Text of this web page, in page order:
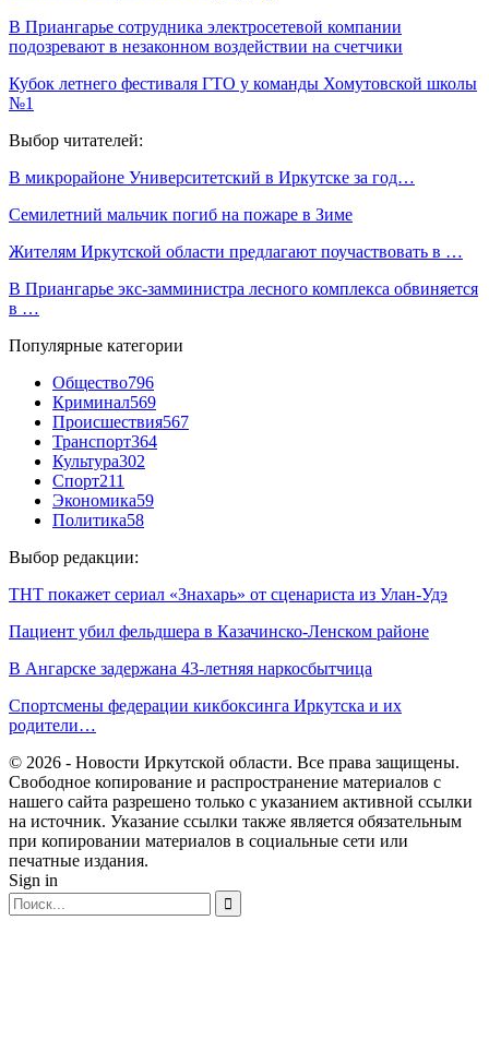
В Приангарье сотрудника электросетевой компании
подозревают в незаконном воздействии на счетчики
Кубок летнего фестиваля ГТО у команды Хомутовской школы
№1
Выбор читателей:
В микрорайоне Университетский в Иркутске за год…
Семилетний мальчик погиб на пожаре в Зиме
Жителям Иркутской области предлагают поучаствовать в …
В Приангарье экс-замминистра лесного комплекса обвиняется
в …
Популярные категории
Общество796
Криминал569
Происшествия567
Транспорт364
Культура302
Спорт211
Экономика59
Политика58
Выбор редакции:
ТНТ покажет сериал «Знахарь» от сценариста из Улан-Удэ
Пациент убил фельдшера в Казачинско-Ленском районе
В Ангарске задержана 43-летняя наркосбытчица
Спортсмены федерации кикбоксинга Иркутска и их
родители…
© 2026 - Новости Иркутской области. Все права защищены.
Свободное копирование и распространение материалов с
нашего сайта разрешено только с указанием активной ссылки
на источник. Указание ссылки также является обязательным
при копировании материалов в социальные сети или
печатные издания.
Sign in